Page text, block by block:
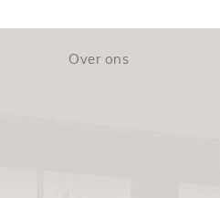
Over ons